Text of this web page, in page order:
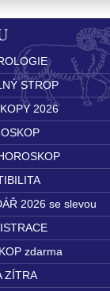
STROP
2026
2026 se slevou
zdarma
ZÍTRA